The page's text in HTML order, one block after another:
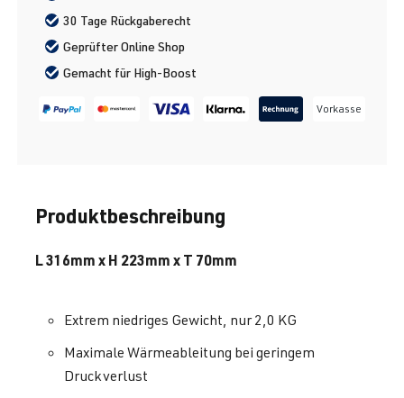
30 Tage Rückgaberecht
Geprüfter Online Shop
Gemacht für High-Boost
Vorkasse
Produktbeschreibung
L316mm x H 223mm x T 70mm
Extrem niedriges Gewicht, nur 2,0 KG
Maximale Wärmeableitung bei geringem
Druckverlust